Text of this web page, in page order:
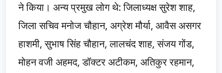
ने किया। अन्य प्रमुख लोग थे: जिलाध्यक्ष सुरेश शाह,
जिला सचिव मनोज चौहान, अग्रेश मौर्या, आवैस असगर
हाशमी, सुभाष सिंह चौहान, लालचंद शाह, संजय गोंड,
मोहन वजी अहमद, डॉक्टर अटीकम, अतिकुर रहमान,